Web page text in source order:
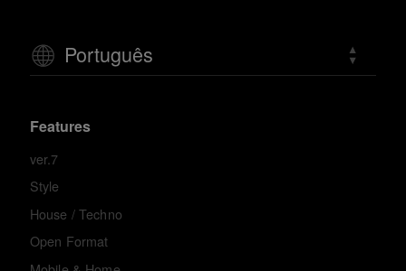
Português
Features
ver.7
Style
House / Techno
Open Format